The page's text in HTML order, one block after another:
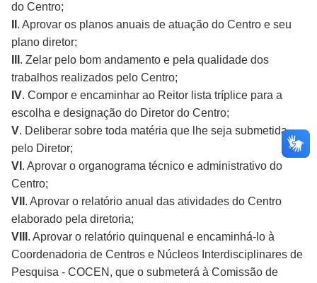
do Centro;
. Aprovar os planos anuais de atuação do Centro e seu
plano diretor;
. Zelar pelo bom andamento e pela qualidade dos
trabalhos realizados pelo Centro;
IV. Compor e encaminhar ao Reitor lista tríplice para a
escolha e designação do Diretor do Centro;
V. Deliberar sobre toda matéria que lhe seja submetida
pelo Diretor;
VI . Aprovar o organograma técnico e administrativo do
Centro;
VII . Aprovar o relatório anual das atividades do Centro
elaborado pela diretoria;
VIII . Aprovar o relatório quinquenal e encaminhá-lo à
Coordenadoria de Centros e Núcleos Interdisciplinares de
Pesquisa - COCEN, que o submeterá à Comissão de